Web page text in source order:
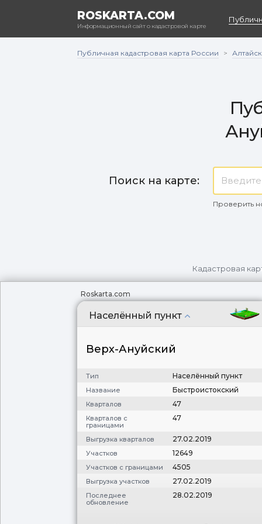
ROSKARTA.COM
Информационный сайт о кадастровой карте
Публичная кадастровая карта России >
Поиск на карте:
Проверить
Кадастровая
Roskarta.com
Населённый пункт
Верх-Ануйский
Тип Населённый пункт
Название Быстроистокский
Кварталов 47
Кварталов с
границами
47
Выгрузка кварталов 27.02.2019
Участков 12649
Участков с границами 4505
Выгрузка участков 27.02.2019
Последнее
обновление
28.02.2019